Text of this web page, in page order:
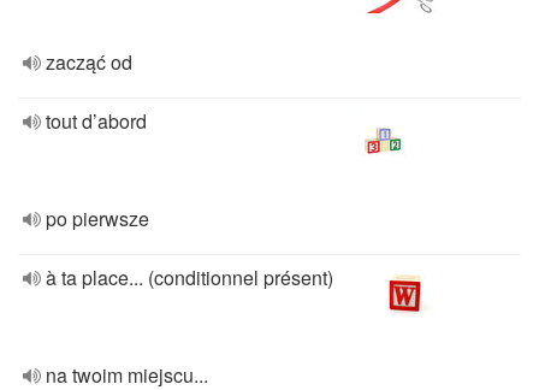
zacząć od
tout d’abord
po pierwsze
à ta place... (conditionnel présent)
na twoim miejscu...